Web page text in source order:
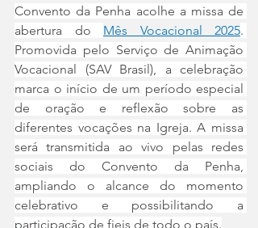
Convento da Penha acolhe a missa de
abertura do Mês Vocacional 2025.
Promovida pelo Serviço de Animação
Vocacional (SAV Brasil), a celebração
marca o início de um período especial
de oração e reflexão sobre as
diferentes vocações na Igreja. A missa
será transmitida ao vivo pelas redes
sociais do Convento da Penha,
ampliando o alcance do momento
celebrativo e possibilitando a
participação de fieis de todo o país.